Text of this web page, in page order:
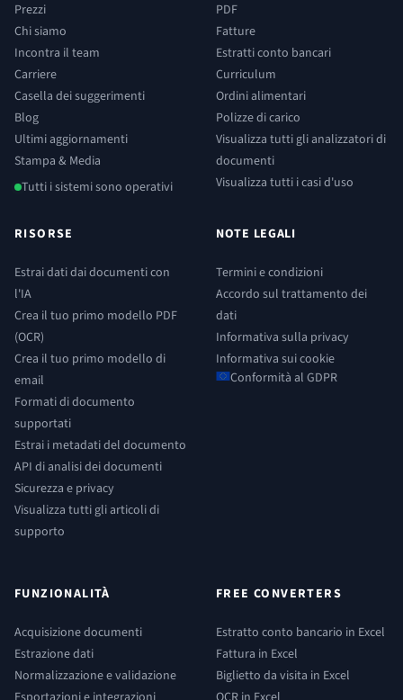
Prezzi
Chi siamo
Incontra il team
Carriere
Casella dei suggerimenti
Blog
Ultimi aggiornamenti
Stampa & Media
Tutti i sistemi sono operativi
PDF
Fatture
Estratti conto bancari
Curriculum
Ordini alimentari
Polizze di carico
Visualizza tutti gli analizzatori di
documenti
Visualizza tutti i casi d'uso
RISORSE
Estrai dati dai documenti con
l'IA
Crea il tuo primo modello PDF
(OCR)
Crea il tuo primo modello di
email
Formati di documento
supportati
Estrai i metadati del documento
API di analisi dei documenti
Sicurezza e privacy
Visualizza tutti gli articoli di
supporto
NOTE LEGALI
Termini e condizioni
Accordo sul trattamento dei
dati
Informativa sulla privacy
Informativa sui cookie
Conformità al GDPR
FUNZIONALITÀ
Acquisizione documenti
Estrazione dati
Normalizzazione e validazione
FREE CONVERTERS
Estratto conto bancario in Excel
Fattura in Excel
Biglietto da visita in Excel